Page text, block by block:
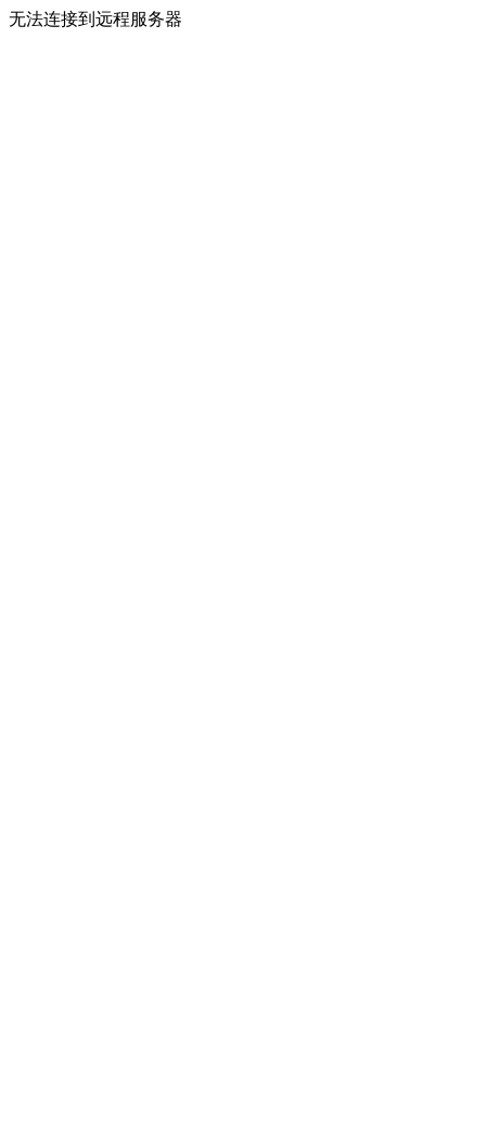
无法连接到远程服务器